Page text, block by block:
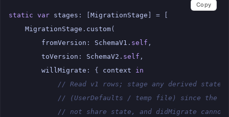
static var stages : [MigrationStage ] =
[
MigrationStage . custom(
fromVersion : SchemaV1 . self ,
toVersion : SchemaV2 . self ,
willMigrate : { context
in
// Read v1 rows; stage any derived
// (UserDefaults / temp file) since the v1
// not share state, and didMigrate cannot
Copy